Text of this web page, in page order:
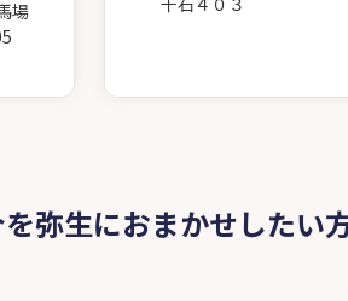
場
弥生におまかせしたい